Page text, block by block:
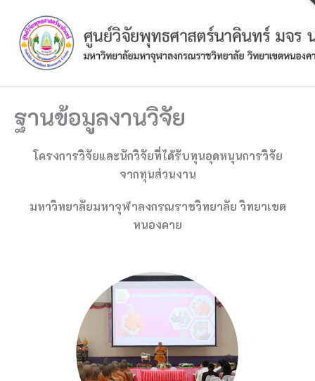
content
ฐานข้อมูลงานวิจัย
โครงการวิจัยและนักวิจัยที่ได้รับทุนอุดหนุนการวิจัย
จากทุนส่วนงาน
มหาวิทยาลัยมหาจุฬาลงกรณราชวิทยาลัย วิทยาเขต
หนองคาย